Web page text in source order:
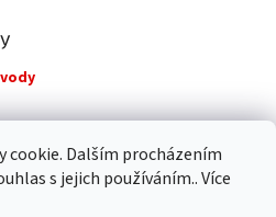
cookie. Dalším procházením
s jejich používáním.. Více